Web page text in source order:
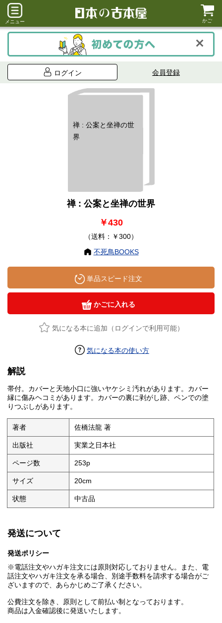
メニュー かご
ログイン 会員登録
禅 : 公案と坐禅の世
界
禅 : 公案と坐禅の世界
￥430
（送料：￥300）
不死鳥BOOKS
単品スピード注文
かごに入れる
気になる本に追加（ログインで利用可能）
気になる本の使い方
解説
帯付。カバーと天地小口に強いヤケシミ汚れがあります。カバー
縁に傷みヘコミがあります。カバーの裏に剥がし跡、ペンでの塗
りつぶしがあります。
著者 佐橋法龍 著
出版社 実業之日本社
ページ数 253p
サイズ 20cm
状態 中古品
発送について
発送ポリシー
※電話注文やハガキ注文には原則対応しておりません。また、電
話注文やハガキ注文を承る場合、別途手数料を請求する場合がご
ざいますので、あらかじめご了承ください。
公費注文を除き、原則として前払い制となっております。
商品は入金確認後に発送いたします。